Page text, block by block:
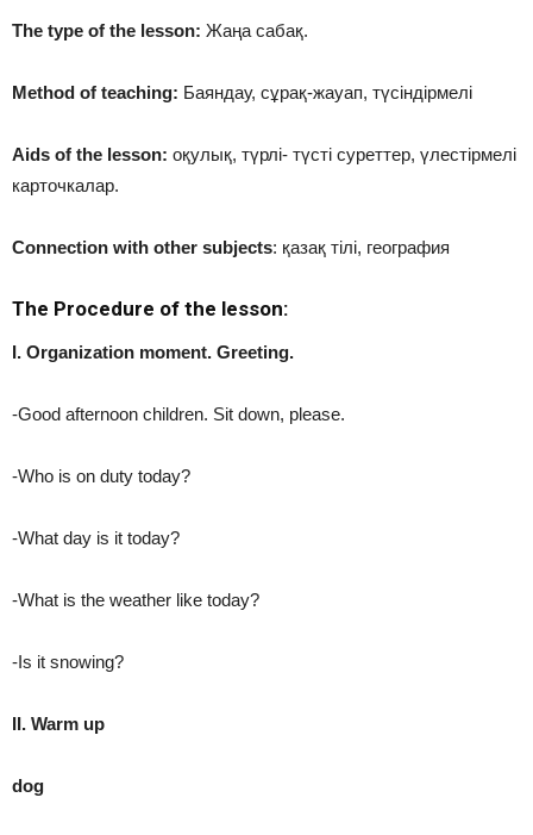
The type of the lesson: Жаңа сабақ.
Method of teaching: Баяндау, сұрақ-жауап, түсіндірмелі
Aids of the lesson: оқулық, түрлі- түсті суреттер, үлестірмелі
карточкалар.
Connection with other subjects: қазақ тілі, география
The Procedure of the lesson:
I. Organization moment. Greeting.
-Good afternoon children. Sit down, please.
-Who is on duty today?
-What day is it today?
-What is the weather like today?
-Is it snowing?
II. Warm up
dog